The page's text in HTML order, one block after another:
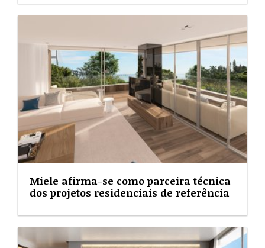
Miele afirma-se como parceira técnica
dos projetos residenciais de referência